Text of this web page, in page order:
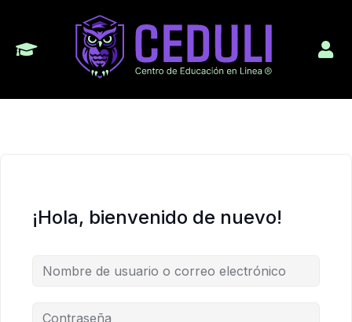
¡Hola, bienvenido de nuevo!